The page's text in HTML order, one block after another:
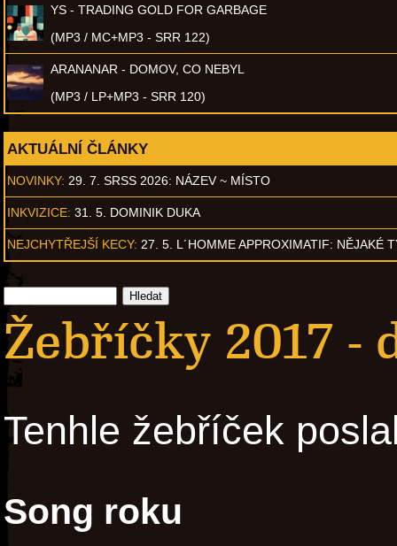
YS - TRADING GOLD FOR GARBAGE
(MP3 / MC+MP3 - SRR 122)
ARANANAR - DOMOV, CO NEBYL
(MP3 / LP+MP3 - SRR 120)
AKTUÁLNÍ ČLÁNKY
NOVINKY: 29. 7. SRSS 2026: NÁZEV ~ MÍSTO
INKVIZICE: 31. 5. DOMINIK DUKA
NEJCHYTŘEJŠÍ KECY: 27. 5. L´HOMME APPROXIMATIF: NĚJAKÉ
Žebříčky 2017 -
Tenhle žebříček
Song roku